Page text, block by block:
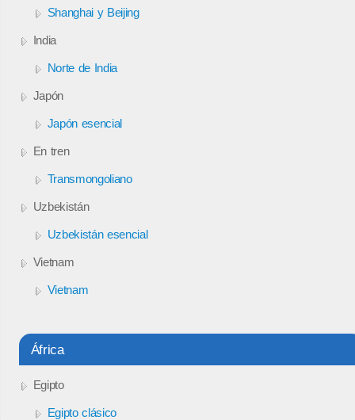
Shanghai y Beijing
India
Norte de India
Japón
Japón esencial
En tren
Transmongoliano
Uzbekistán
Uzbekistán esencial
Vietnam
Vietnam
África
Egipto
Egipto clásico